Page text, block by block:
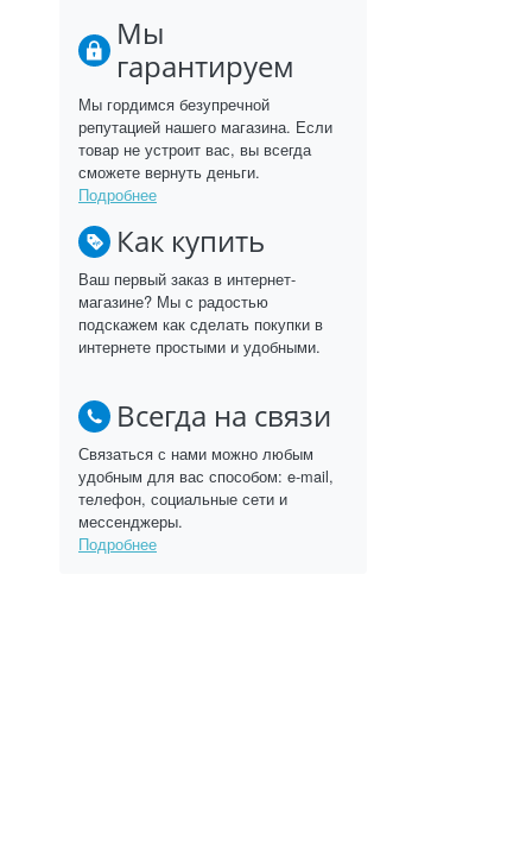
Мы
гарантируем
Мы гордимся безупречной
репутацией нашего магазина. Если
товар не устроит вас, вы всегда
сможете вернуть деньги.
Подробнее
Как купить
Ваш первый заказ в интернет-
магазине? Мы с радостью
подскажем как сделать покупки в
интернете простыми и удобными.
Всегда на связи
Связаться с нами можно любым
удобным для вас способом: e-mail,
телефон, социальные сети и
мессенджеры.
Подробнее